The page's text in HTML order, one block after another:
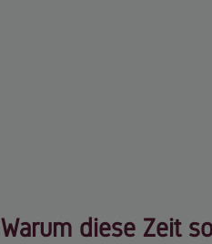
Warum diese Zeit